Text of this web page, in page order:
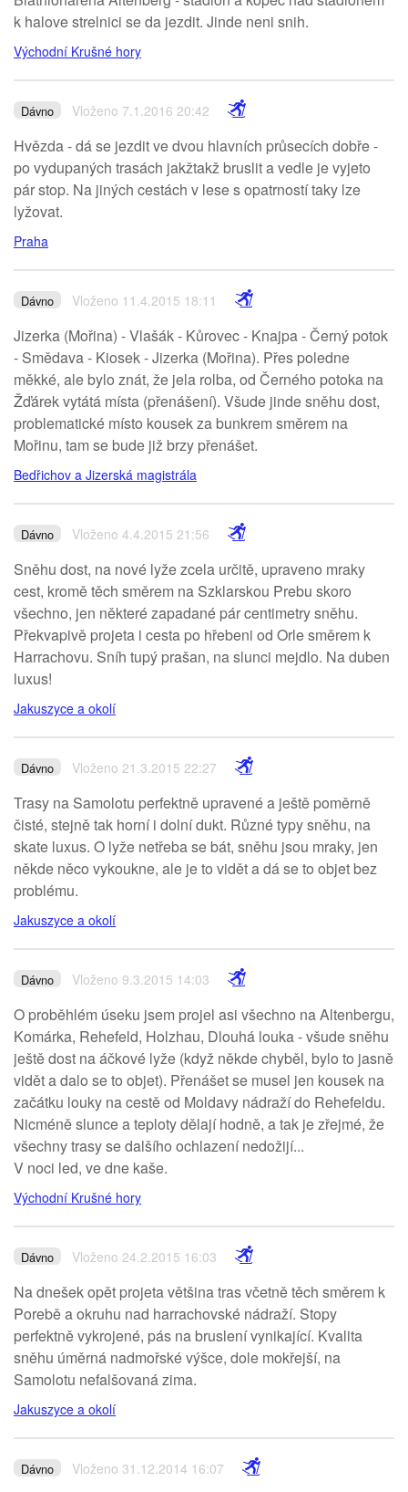
k halove strelnici se da jezdit. Jinde neni snih.
Východní Krušné hory
Dávno Vloženo 7.1.2016 20:42
Hvězda - dá se jezdit ve dvou hlavních průsecích dobře -
po vydupaných trasách jakžtakž bruslit a vedle je vyjeto
pár stop. Na jiných cestách v lese s opatrností taky lze
lyžovat.
Praha
Dávno Vloženo 11.4.2015 18:11
Jizerka (Mořina) - Vlašák - Kůrovec - Knajpa - Černý potok
- Smědava - Kiosek - Jizerka (Mořina). Přes poledne
měkké, ale bylo znát, že jela rolba, od Černého potoka na
Žďárek vytátá místa (přenášení). Všude jinde sněhu dost,
problematické místo kousek za bunkrem směrem na
Mořinu, tam se bude již brzy přenášet.
Bedřichov a Jizerská magistrála
Dávno Vloženo 4.4.2015 21:56
Sněhu dost, na nové lyže zcela určitě, upraveno mraky
cest, kromě těch směrem na Szklarskou Prebu skoro
všechno, jen některé zapadané pár centimetry sněhu.
Překvapivě projeta i cesta po hřebeni od Orle směrem k
Harrachovu. Sníh tupý prašan, na slunci mejdlo. Na duben
luxus!
Jakuszyce a okolí
Dávno Vloženo 21.3.2015 22:27
Trasy na Samolotu perfektně upravené a ještě poměrně
čisté, stejně tak horní i dolní dukt. Různé typy sněhu, na
skate luxus. O lyže netřeba se bát, sněhu jsou mraky, jen
někde něco vykoukne, ale je to vidět a dá se to objet bez
problému.
Jakuszyce a okolí
Dávno Vloženo 9.3.2015 14:03
O proběhlém úseku jsem projel asi všechno na Altenbergu,
Komárka, Rehefeld, Holzhau, Dlouhá louka - všude sněhu
ještě dost na áčkové lyže (když někde chyběl, bylo to jasně
vidět a dalo se to objet). Přenášet se musel jen kousek na
začátku louky na cestě od Moldavy nádraží do Rehefeldu.
Nicméně slunce a teploty dělají hodně, a tak je zřejmé, že
všechny trasy se dalšího ochlazení nedožijí...
V noci led, ve dne kaše.
Východní Krušné hory
Dávno Vloženo 24.2.2015 16:03
Na dnešek opět projeta většina tras včetně těch směrem k
Porebě a okruhu nad harrachovské nádraží. Stopy
perfektně vykrojené, pás na bruslení vynikající. Kvalita
sněhu úměrná nadmořské výšce, dole mokřejší, na
Samolotu nefalšovaná zima.
Jakuszyce a okolí
Dávno Vloženo 31.12.2014 16:07